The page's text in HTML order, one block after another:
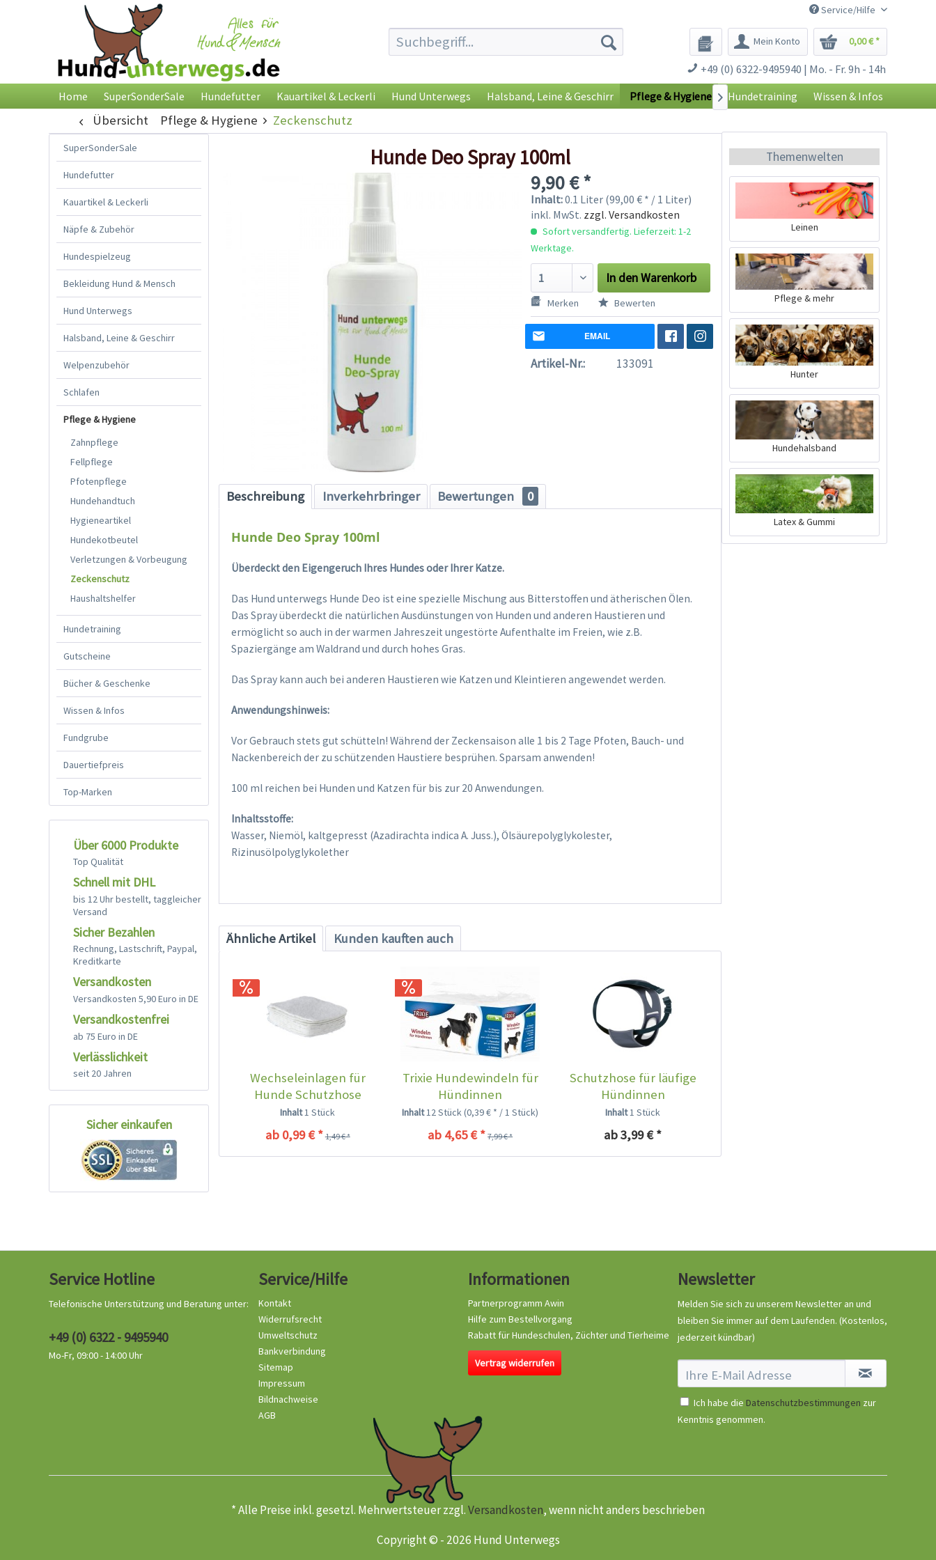
Service/Hilfe
Mein Konto 0,00 € *
+49 (0) 6322-9495940 | Mo. - Fr. 9h - 14h
Home SuperSonderSale Hundefutter Kauartikel & Leckerli Hund Unterwegs Halsband, Leine & Geschirr Pflege & Hygiene Hundetraining Wissen & Infos

Übersicht Pflege & Hygiene Zeckenschutz
SuperSonderSale
Hundefutter
Kauartikel & Leckerli
Näpfe & Zubehör
Hundespielzeug
Bekleidung Hund & Mensch
Hund Unterwegs
Halsband, Leine & Geschirr
Welpenzubehör
Schlafen
Pflege & Hygiene
Zahnpflege
Fellpflege
Pfotenpflege
Hundehandtuch
Hygieneartikel
Hundekotbeutel
Verletzungen & Vorbeugung
Zeckenschutz
Haushaltshelfer
Hundetraining
Gutscheine
Bücher & Geschenke
Wissen & Infos
Fundgrube
Dauertiefpreis
Top-Marken
Über 6000 Produkte
Top Qualität
Schnell mit DHL
bis 12 Uhr bestellt, taggleicher
Versand
Sicher Bezahlen
Rechnung, Lastschrift, Paypal,
Kreditkarte
Versandkosten
Versandkosten 5,90 Euro in DE
Versandkostenfrei
ab 75 Euro in DE
Verlässlichkeit
seit 20 Jahren
Sicher einkaufen
Hunde Deo Spray 100ml
9,90 € *
Inhalt:0.1 Liter (99,00 € * / 1 Liter)
inkl. MwSt. zzgl. Versandkosten
Sofort versandfertig. Lieferzeit: 1-2
Werktage.
In den Warenkorb
Merken Bewerten
EMAIL
Artikel-Nr.: 133091
Beschreibung Inverkehrbringer Bewertungen 0
Hunde Deo Spray 100ml
Überdeckt den Eigengeruch Ihres Hundes oder Ihrer Katze.
Das Hund unterwegs Hunde Deo ist eine spezielle Mischung aus Bitterstoffen und ätherischen Ölen.
Das Spray überdeckt die natürlichen Ausdünstungen von Hunden und anderen Haustieren und
ermöglicht so auch in der warmen Jahreszeit ungestörte Aufenthalte im Freien, wie z.B.
Spaziergänge am Waldrand und durch hohes Gras.
Das Spray kann auch bei anderen Haustieren wie Katzen und Kleintieren angewendet werden.
Anwendungshinweis:
Vor Gebrauch stets gut schütteln! Während der Zeckensaison alle 1 bis 2 Tage Pfoten, Bauch- und
Nackenbereich der zu schützenden Haustiere besprühen. Sparsam anwenden!
100 ml reichen bei Hunden und Katzen für bis zur 20 Anwendungen.
Inhaltsstoffe:
Wasser, Niemöl, kaltgepresst (Azadirachta indica A. Juss.), Ölsäurepolyglykolester,
Rizinusölpolyglykolether
Ähnliche Artikel Kunden kauften auch
Wechseleinlagen für
Hunde Schutzhose
Hygienehose
Inhalt1 Stück
ab 0,99 € * 1,49 € *
Trixie Hundewindeln für
Hündinnen
Inhalt12 Stück(0,39 € * / 1 Stück)
ab 4,65 € * 7,99 € *
Schutzhose für läufige
Hündinnen
Inhalt1 Stück
ab 3,99 € *
Themenwelten
Leinen
Pflege & mehr
Hunter
Hundehalsband
Latex & Gummi
Service Hotline
Telefonische Unterstützung und Beratung unter:
+49 (0) 6322 - 9495940
Mo-Fr, 09:00 - 14:00 Uhr
Service/Hilfe
Kontakt
Widerrufsrecht
Umweltschutz
Bankverbindung
Sitemap
Impressum
Bildnachweise
AGB
Informationen
Partnerprogramm Awin
Hilfe zum Bestellvorgang
Rabatt für Hundeschulen, Züchter und Tierheime
Vertrag widerrufen
Newsletter
Melden Sie sich zu unserem Newsletter an und
bleiben Sie immer auf dem Laufenden. (Kostenlos,
jederzeit kündbar)
Ich habe die Datenschutzbestimmungen zur
Kenntnis genommen.
* Alle Preise inkl. gesetzl. Mehrwertsteuer zzgl.Versandkosten, wenn nicht anders beschrieben
Copyright © - 2026 Hund Unterwegs